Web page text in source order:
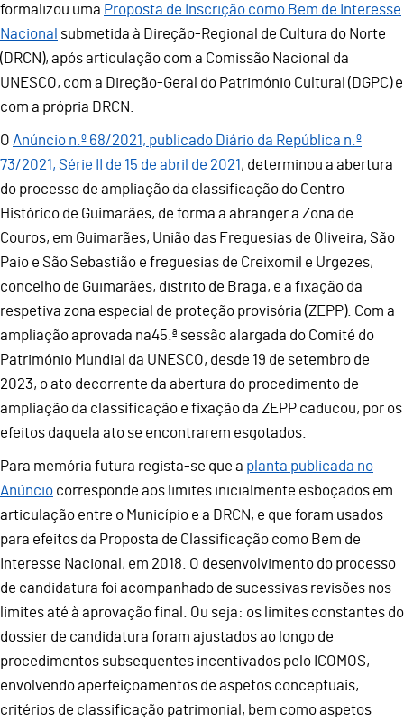
formalizou uma Proposta de Inscrição como Bem de Interesse
Nacional submetida à Direção-Regional de Cultura do Norte
(DRCN), após articulação com a Comissão Nacional da
UNESCO, com a Direção-Geral do Património Cultural (DGPC) e
com a própria DRCN.
O Anúncio n.º 68/2021, publicado Diário da República n.º
73/2021, Série II de 15 de abril de 2021, determinou a abertura
do processo de ampliação da classificação do Centro
Histórico de Guimarães, de forma a abranger a Zona de
Couros, em Guimarães, União das Freguesias de Oliveira, São
Paio e São Sebastião e freguesias de Creixomil e Urgezes,
concelho de Guimarães, distrito de Braga, e a fixação da
respetiva zona especial de proteção provisória (ZEPP). Com a
ampliação aprovada na45.ª sessão alargada do Comité do
Património Mundial da UNESCO, desde 19 de setembro de
2023, o ato decorrente da abertura do procedimento de
ampliação da classificação e fixação da ZEPP caducou, por os
efeitos daquela ato se encontrarem esgotados.
Para memória futura regista-se que a planta publicada no
Anúncio corresponde aos limites inicialmente esboçados em
articulação entre o Município e a DRCN, e que foram usados
para efeitos da Proposta de Classificação como Bem de
Interesse Nacional, em 2018. O desenvolvimento do processo
de candidatura foi acompanhado de sucessivas revisões nos
limites até à aprovação final. Ou seja: os limites constantes do
dossier de candidatura foram ajustados ao longo de
procedimentos subsequentes incentivados pelo ICOMOS,
envolvendo aperfeiçoamentos de aspetos conceptuais,
critérios de classificação patrimonial, bem como aspetos